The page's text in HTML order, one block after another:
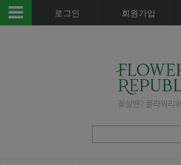
로그인 회원가입